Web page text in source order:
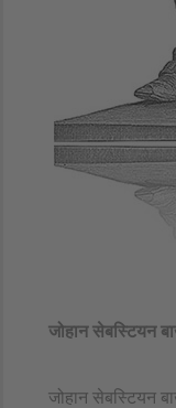
जोहान सेबस्टियन
जोहान सेबस्टियन